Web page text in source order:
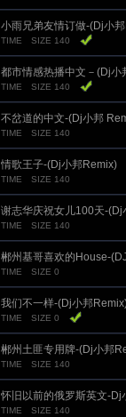
小雨兄弟友情订做-(Dj小
TIME SIZE 140
都市情感热播中文－(Dj小
TIME SIZE 140
不岔道的中文-(Dj小邦
TIME SIZE 140
情歌王子-(Dj小邦Remix)
TIME SIZE 140
谢志华庆祝女儿100天-(Dj
TIME SIZE 140
郴州基哥喜欢的House-
TIME SIZE 0
我们不一样-(Dj小邦
TIME SIZE 0
郴州土匪专用牌-(Dj小邦
TIME SIZE 140
怀旧以前的俄罗斯英文-Dj
TIME SIZE 140